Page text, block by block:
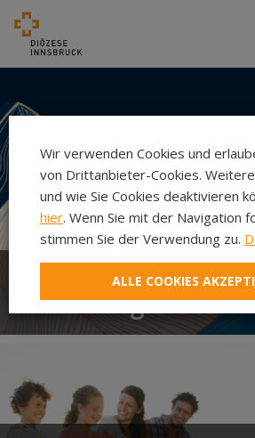
Abteilung Ehe
Wir verwenden Cookies und
von Drittanbieter-Cookies.
und wie Sie Cookies deaktivieren
hier. Wenn Sie mit der Navigation
stimmen Sie der Verwendung zu.
ALLE COOKIES